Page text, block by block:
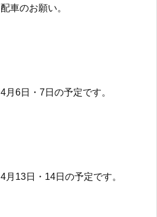
配車のお願い。
4月6日・7日の予定です。
4月13日・14日の予定です。